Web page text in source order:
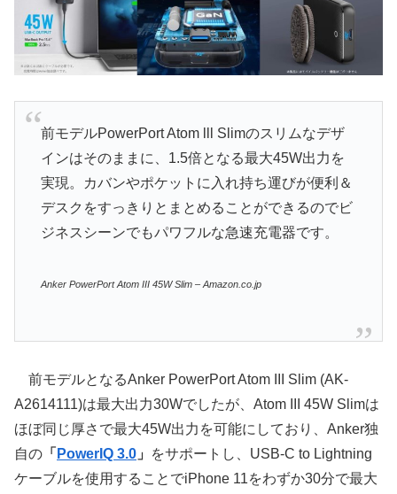
前モデルPowerPort Atom lll Slimのスリムなデザ
インはそのままに、1.5倍となる最大45W出力を
実現。カバンやポケットに入れ持ち運びが便利＆
デスクをすっきりとまとめることができるのでビ
ジネスシーンでもパワフルな急速充電器です。
Anker PowerPort Atom III 45W Slim – Amazon.co.jp
前モデルとなるAnker PowerPort Atom III Slim (AK-
A2614111)は最大出力30Wでしたが、Atom III 45W Slimは
ほぼ同じ厚さで最大45W出力を可能にしており、Anker独
自の 「 PowerIQ 3.0 」
をサポートし、USB-C to Lightning
ケーブルを使用することでiPhone 11をわずか30分で最大